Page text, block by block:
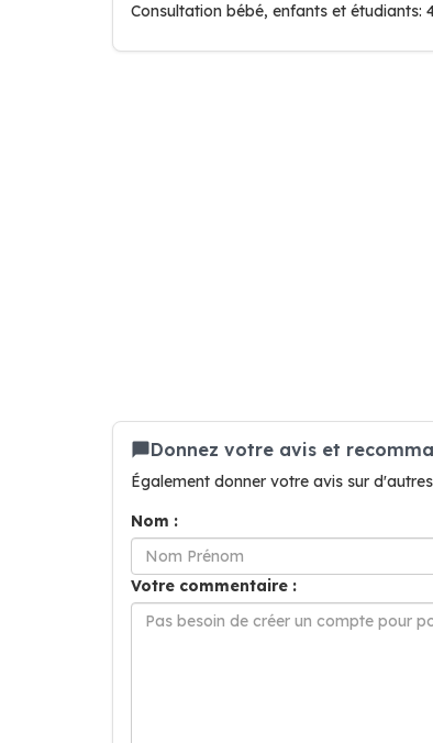
Consultation bébé, enfants et étudiants:
Donnez votre avis et
Également donner votre avis sur d'autres
Nom :
Votre commentaire :